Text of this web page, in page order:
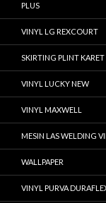
PLUS
VINYL LG REXCOURT
SKIRTING PLINT KARET
VINYL LUCKY NEW
VINYL MAXWELL
MESIN LAS WELDING
WALLPAPER
VINYL PURVA